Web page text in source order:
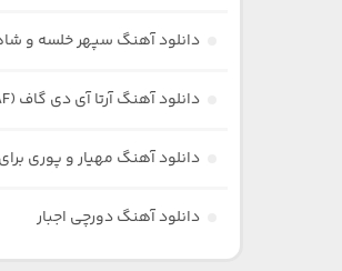
دانلود آهنگ سپهر خلسه و
دانلود آهنگ آرتا آی دی گاف (IDGAF)
دانلود آهنگ مهیار و پوری
دانلود آهنگ دورچی اجبار